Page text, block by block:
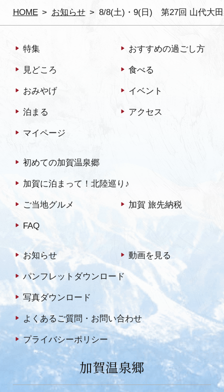
HOME お知らせ 8/8(土)・9(日) 第27回 山代大
特集 おすすめの過ごし方
見どころ 食べる
おみやげ イベント
泊まる アクセス
マイページ
初めての加賀温泉郷
加賀に泊まって！北陸巡り♪
ご当地グルメ 加賀 旅先納税
FAQ
お知らせ 動画を見る
パンフレットダウンロード
写真ダウンロード
よくあるご質問・お問い合わせ
プライバシーポリシー
加賀温泉郷